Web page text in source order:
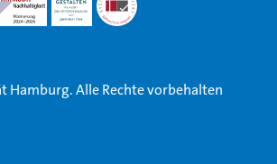
Hamburg. Alle Rechte vorbehalten